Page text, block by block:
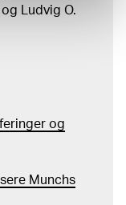
Ludvig O.
og
Munchs